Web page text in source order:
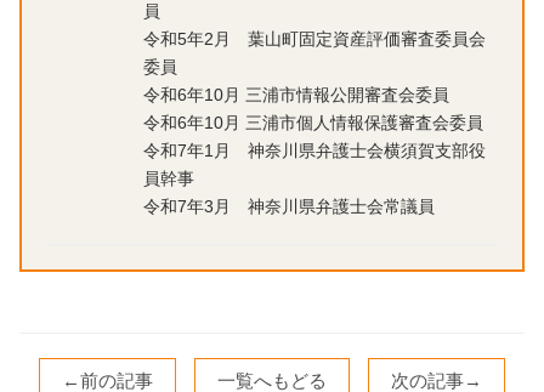
員
令和5年2月 葉山町固定資産評価審査委員会
委員
令和6年10月 三浦市情報公開審査会委員
令和6年10月 三浦市個人情報保護審査会委員
令和7年1月 神奈川県弁護士会横須賀支部役
員幹事
令和7年3月 神奈川県弁護士会常議員
←前の記事 一覧へもどる 次の記事→